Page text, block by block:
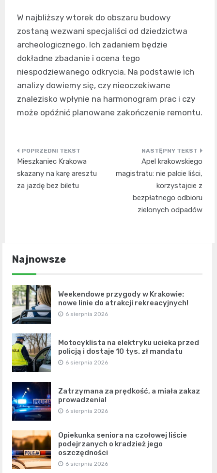
W najbliższy wtorek do obszaru budowy
zostaną wezwani specjaliści od dziedzictwa
archeologicznego. Ich zadaniem będzie
dokładne zbadanie i ocena tego
niespodziewanego odkrycia. Na podstawie ich
analizy dowiemy się, czy nieoczekiwane
znalezisko wpłynie na harmonogram prac i czy
może opóźnić planowane zakończenie remontu.
Nawigacja
wpisu
Mieszkaniec Krakowa
skazany na karę aresztu
za jazdę bez biletu
Apel krakowskiego
magistratu: nie palcie liści,
korzystajcie z
bezpłatnego odbioru
zielonych odpadów
Najnowsze
Weekendowe przygody w Krakowie:
nowe linie do atrakcji rekreacyjnych!
6 sierpnia 2026
Motocyklista na elektryku ucieka przed
policją i dostaje 10 tys. zł mandatu
6 sierpnia 2026
Zatrzymana za prędkość, a miała zakaz
prowadzenia!
6 sierpnia 2026
Opiekunka seniora na czołowej liście
podejrzanych o kradzież jego
oszczędności
6 sierpnia 2026